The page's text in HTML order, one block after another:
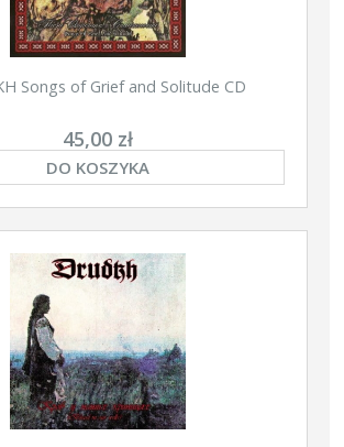
Songs of Grief and Solitude CD
45,00 zł
DO KOSZYKA